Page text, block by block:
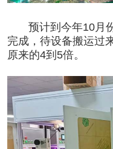
预计到今年10月份
完成，待设备搬运过
原来的4到5倍。